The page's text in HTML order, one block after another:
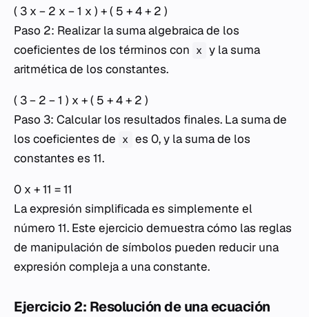
( 3 x − 2 x − 1 x ) + ( 5 + 4 + 2 )
Paso 2: Realizar la suma algebraica de los
coeficientes de los términos con x y la suma
aritmética de los constantes.
( 3 − 2 − 1 ) x + ( 5 + 4 + 2 )
Paso 3: Calcular los resultados finales. La suma de
los coeficientes de x es 0, y la suma de los
constantes es 11.
0 x + 11 = 11
La expresión simplificada es simplemente el
número 11. Este ejercicio demuestra cómo las reglas
de manipulación de símbolos pueden reducir una
expresión compleja a una constante.
Ejercicio 2: Resolución de una ecuación